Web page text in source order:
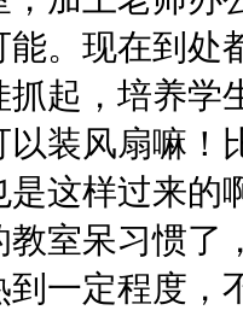
。现在到处
起，培养学
装风扇嘛！
这样过来的
室呆习惯了
一定程度，